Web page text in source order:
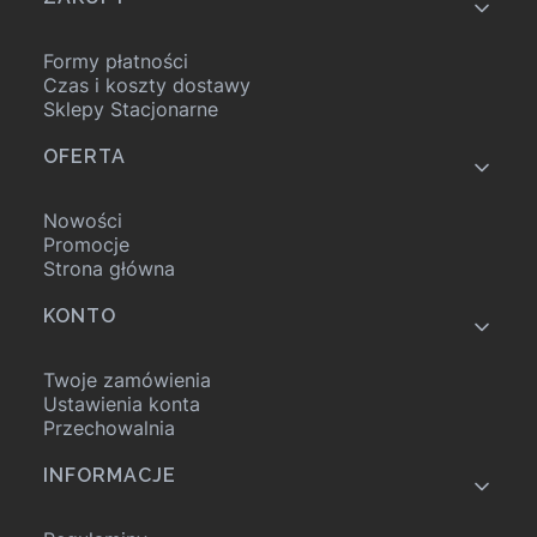
Formy płatności
Czas i koszty dostawy
Sklepy Stacjonarne
OFERTA
Nowości
Promocje
Strona główna
KONTO
Twoje zamówienia
Ustawienia konta
Przechowalnia
INFORMACJE